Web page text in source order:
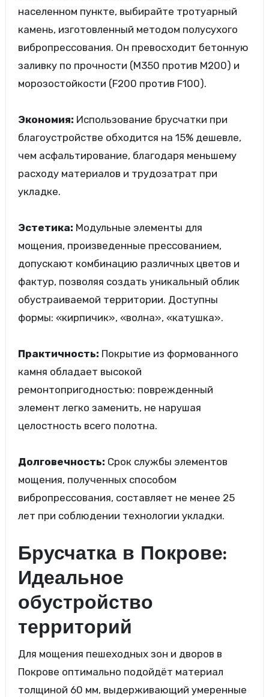
населенном пункте, выбирайте тротуарный
камень, изготовленный методом полусухого
вибропрессования. Он превосходит бетонную
заливку по прочности (М350 против М200) и
морозостойкости (F200 против F100).
Экономия: Использование брусчатки при
благоустройстве обходится на 15% дешевле,
чем асфальтирование, благодаря меньшему
расходу материалов и трудозатрат при
укладке.
Эстетика: Модульные элементы для
мощения, произведенные прессованием,
допускают комбинацию различных цветов и
фактур, позволяя создать уникальный облик
обустраиваемой территории. Доступны
формы: «кирпичик», «волна», «катушка».
Практичность: Покрытие из формованного
камня обладает высокой
ремонтопригодностью: поврежденный
элемент легко заменить, не нарушая
целостность всего полотна.
Долговечность: Срок службы элементов
мощения, полученных способом
вибропрессования, составляет не менее 25
лет при соблюдении технологии укладки.
Брусчатка в Покрове:
Идеальное
обустройство
территорий
Для мощения пешеходных зон и дворов в
Покрове оптимально подойдёт материал
толщиной 60 мм, выдерживающий умеренные